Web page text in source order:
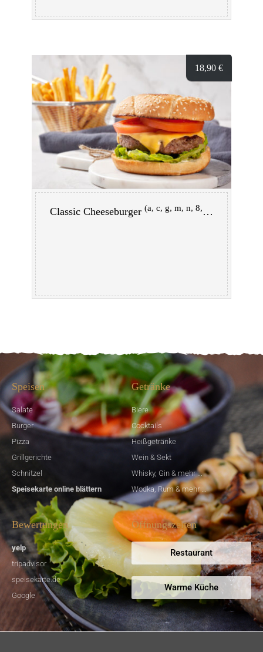
18,90 €
Classic Cheeseburger (a, c, g, m, n, 8, 11)
Speisen
Salate
Burger
Pizza
Grillgerichte
Schnitzel
Speisekarte online blättern
Getränke
Biere
Cocktails
Heißgetränke
Wein & Sekt
Whisky, Gin & mehr ...
Wodka, Rum & mehr ...
Bewertungen
yelp
tripadvisor
speisekarte.de
Google
Öffnungszeiten
Restaurant
Warme Küche